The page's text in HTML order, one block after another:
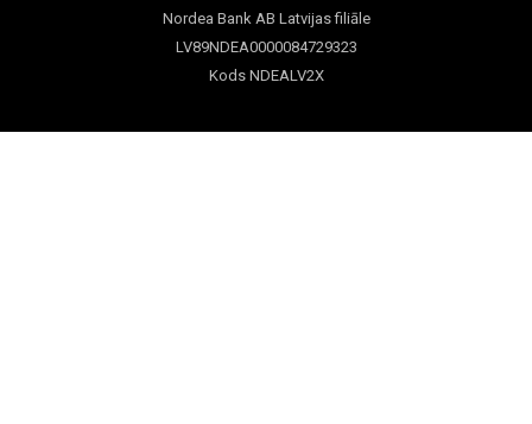
Nordea Bank AB Latvijas filiāle
LV89NDEA0000084729323
Kods NDEALV2X